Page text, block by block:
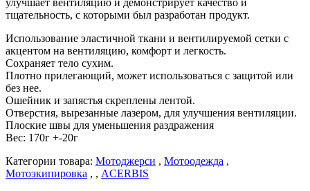
тщательность, с которыми был разработан продукт.
Использование эластичной ткани и вентилируемой сетки с
акцентом на вентиляцию, комфорт и легкость.
Сохраняет тело сухим.
Плотно прилегающий, может использоваться с защитой или
без нее.
Ошейник и запястья скреплены лентой.
Отверстия, вырезанные лазером, для улучшения вентиляции.
Плоские швы для уменьшения раздражения
Вес: 170г +-20г
Категории товара: Мотоджерси , Мотоодежда ,
Мотоэкипировка , , ACERBIS